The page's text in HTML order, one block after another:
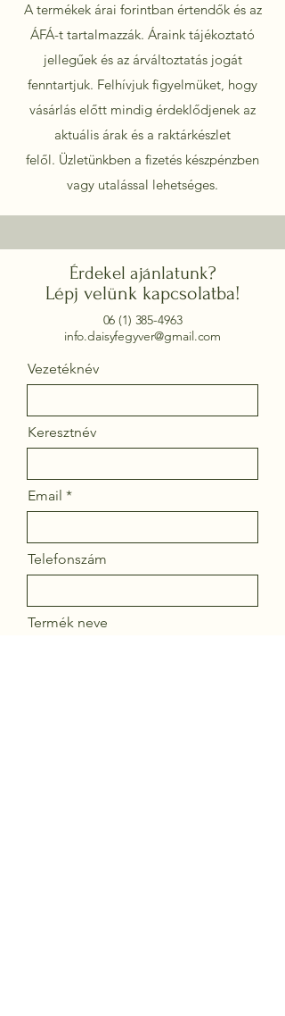
A termékek árai forintban értendők és az
ÁFÁ-t tartalmazzák. Áraink tájékoztató
jellegűek és az árváltoztatás jogát
fenntartjuk. Felhívjuk figyelmüket, hogy
vásárlás előtt mindig érdeklődjenek az
aktuális árak és a raktárkészlet
felől. Üzletünkben a fizetés készpénzben
vagy utalással lehetséges.
Érdekel ajánlatunk?
Lépj velünk kapcsolatba!
06 (1) 385-4963
info.daisyfegyver@gmail.com
Vezetéknév
Keresztnév
Email
Telefonszám
Termék neve